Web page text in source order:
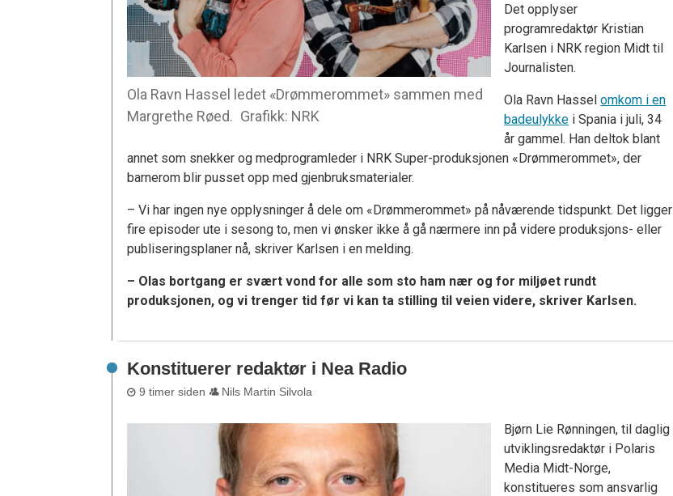
Ola Ravn Hassel ledet «Drømmerommet» sammen med
Margrethe Røed. Grafikk: NRK
Det opplyser
programredaktør Kristian
Karlsen i NRK region Midt til
Journalisten.
Ola Ravn Hasselomkom i en
badeulykke i Spania i juli, 34
år gammel. Han deltok blant
annet som snekker og medprogramleder i NRK Super-produksjonen «Drømmerommet», der
barnerom blir pusset opp med gjenbruksmaterialer.
– Vi har ingen nye opplysninger å dele om «Drømmerommet» på nåværende tidspunkt. Det ligger
fire episoder ute i sesong to, men vi ønsker ikke å gå nærmere inn på videre produksjons- eller
publiseringsplaner nå, skriver Karlsen i en melding.
– Olas bortgang er svært vond for alle som sto ham nær og for miljøet rundt
produksjonen, og vi trenger tid før vi kan ta stilling til veien videre, skriver Karlsen.
Konstituerer redaktør i Nea Radio
9 timer siden Nils Martin Silvola
Bjørn Lie Rønningen, til daglig
utviklingsredaktør i Polaris
Media Midt-Norge,
konstitueres som ansvarlig